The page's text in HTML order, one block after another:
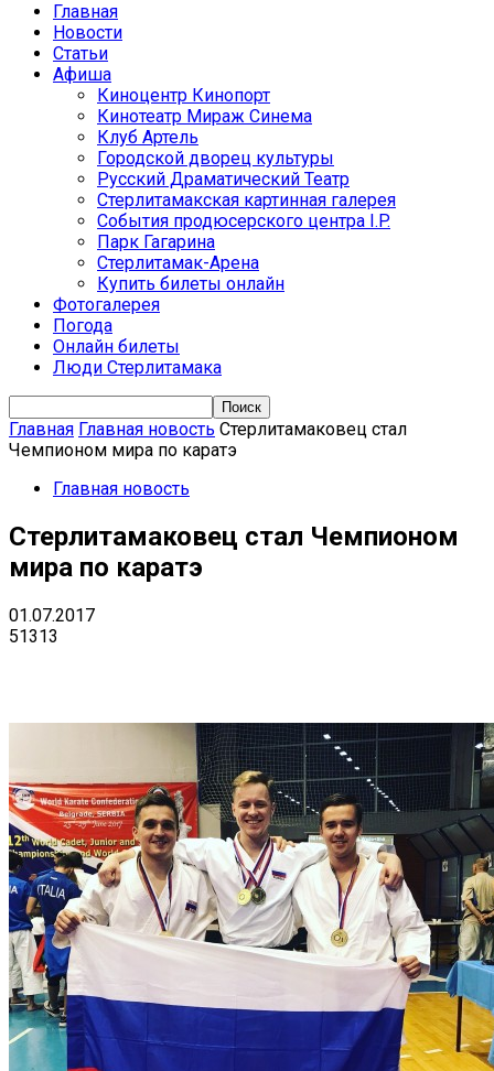
Главная
Новости
Статьи
Афиша
Киноцентр Кинопорт
Кинотеатр Мираж Синема
Клуб Артель
Городской дворец культуры
Русский Драматический Театр
Стерлитамакская картинная галерея
События продюсерского центра I.P.
Парк Гагарина
Стерлитамак-Арена
Купить билеты онлайн
Фотогалерея
Погода
Онлайн билеты
Люди Стерлитамака
Главная Главная новость Стерлитамаковец стал
Чемпионом мира по каратэ
Главная новость
Стерлитамаковец стал Чемпионом
мира по каратэ
01.07.2017
51313